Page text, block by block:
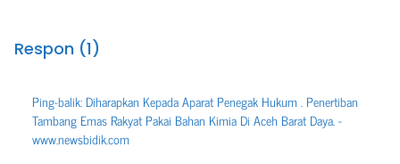
Respon (1)
Ping-balik: Diharapkan Kepada Aparat Penegak Hukum . Penertiban
Tambang Emas Rakyat Pakai Bahan Kimia Di Aceh Barat Daya. -
www.newsbidik.com